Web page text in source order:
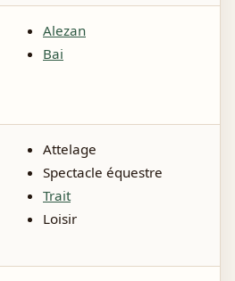
Alezan
Bai
Attelage
Spectacle équestre
Trait
Loisir